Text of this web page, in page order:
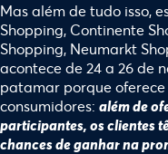
Mas além de tudo isso,
Shopping, Continente
Shopping, Neumarkt
acontece de 24 a 26 de
patamar porque
consumidores: além de
participantes, os clientes
chances de ganhar na